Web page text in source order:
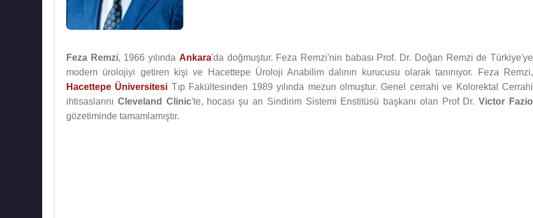
Feza Remzi, 1966 yılında Ankara'da doğmuştur. Feza Remzi'nin babası Prof. Dr. Doğan Remzi de Türkiye'ye
modern ürolojiyi getiren kişi ve Hacettepe Üroloji Anabilim dalının kurucusu olarak tanınıyor. Feza Remzi,
Hacettepe Üniversitesi Tıp Fakültesinden 1989 yılında mezun olmuştur. Genel cerrahi ve Kolorektal Cerrahi
ihtisaslarını Cleveland Clinic'te, hocası şu an Sindirim Sistemi Enstitüsü başkanı olan Prof Dr.Victor Fazio
gözetiminde tamamlamıştır.